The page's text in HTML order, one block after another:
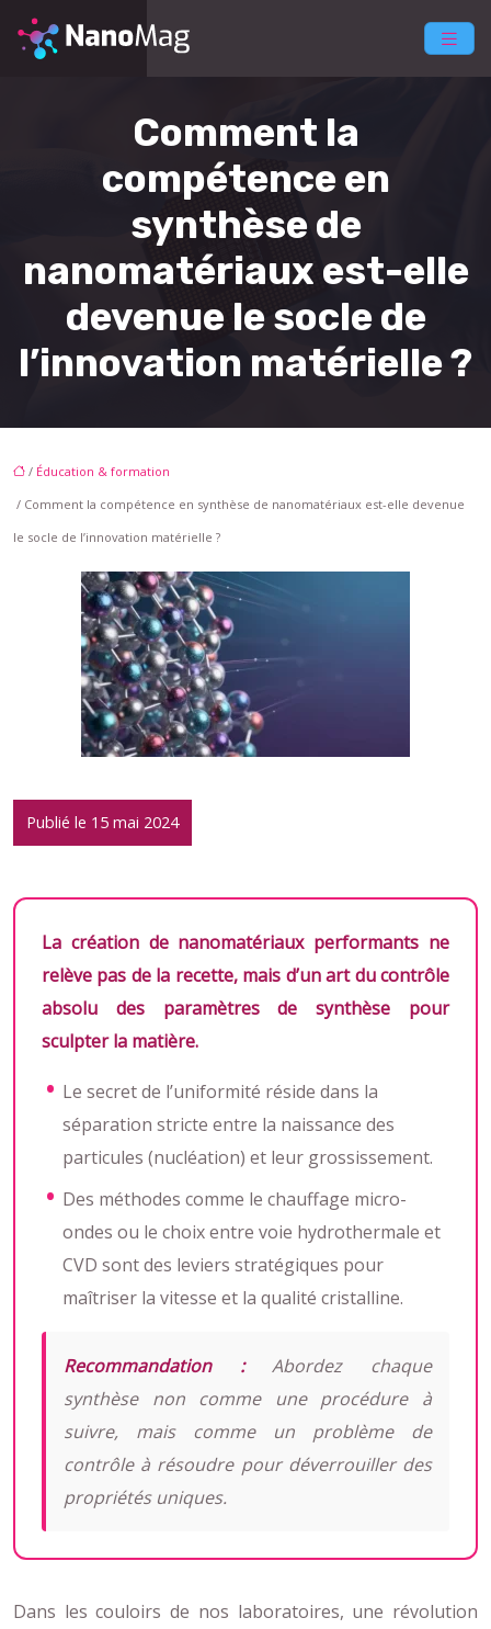
Comment la
compétence en
synthèse de
nanomatériaux est-elle
devenue le socle de
l’innovation matérielle ?
/ Éducation & formation
/ Comment la compétence en synthèse de nanomatériaux est-elle devenue
le socle de l’innovation matérielle ?
Publié le 15 mai 2024
La création de nanomatériaux performants ne
relève pas de la recette, mais d’un art du contrôle
absolu des paramètres de synthèse pour
sculpter la matière.
Le secret de l’uniformité réside dans la
séparation stricte entre la naissance des
particules (nucléation) et leur grossissement.
Des méthodes comme le chauffage micro-
ondes ou le choix entre voie hydrothermale et
CVD sont des leviers stratégiques pour
maîtriser la vitesse et la qualité cristalline.
Recommandation :Abordez chaque
synthèse non comme une procédure à
suivre, mais comme un problème de
contrôle à résoudre pour déverrouiller des
propriétés uniques.
Dans les couloirs de nos laboratoires, une révolution